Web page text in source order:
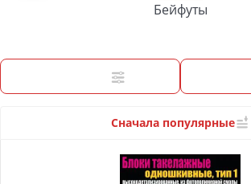
Архитектурные макеты
Модели из бумаги
Аэрографы и компрессоры
Инструмент для моделиста
Бейфуты
Сначала популярные